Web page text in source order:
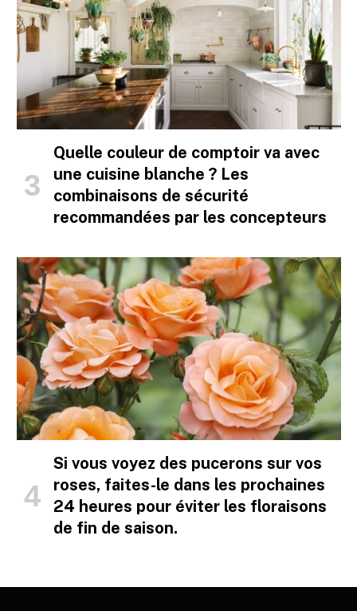
Quelle couleur de comptoir va avec
une cuisine blanche ? Les
combinaisons de sécurité
recommandées par les concepteurs
Si vous voyez des pucerons sur vos
roses, faites-le dans les prochaines
24 heures pour éviter les floraisons
de fin de saison.